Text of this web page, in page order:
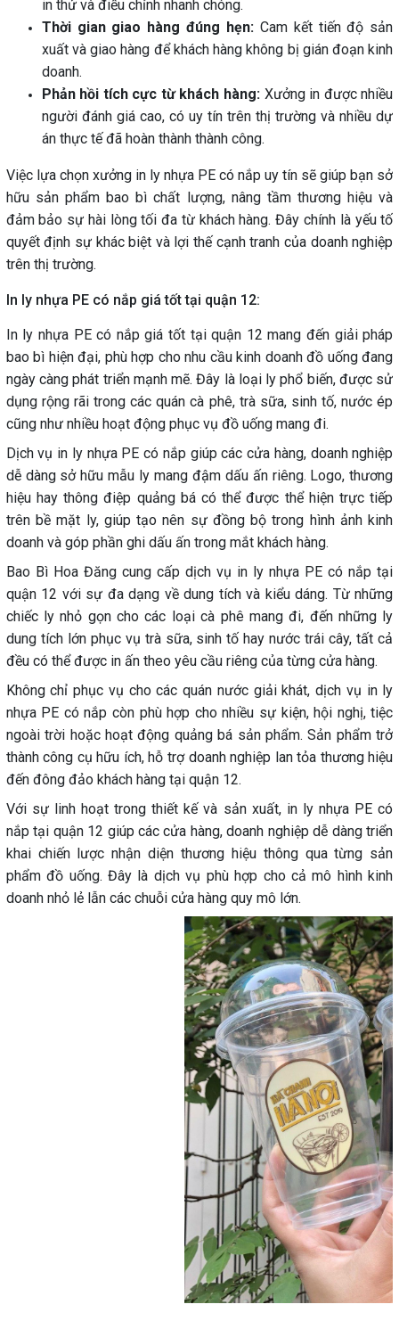
in thử và điều chỉnh nhanh chóng.
Thời gian giao hàng đúng hẹn: Cam kết tiến độ sản
xuất và giao hàng để khách hàng không bị gián đoạn kinh
doanh.
Phản hồi tích cực từ khách hàng: Xưởng in được nhiều
người đánh giá cao, có uy tín trên thị trường và nhiều dự
án thực tế đã hoàn thành thành công.
Việc lựa chọn xưởng in ly nhựa PE có nắp uy tín sẽ giúp bạn sở
hữu sản phẩm bao bì chất lượng, nâng tầm thương hiệu và
đảm bảo sự hài lòng tối đa từ khách hàng. Đây chính là yếu tố
quyết định sự khác biệt và lợi thế cạnh tranh của doanh nghiệp
trên thị trường.
In ly nhựa PE có nắp giá tốt tại quận 12:
In ly nhựa PE có nắp giá tốt tại quận 12 mang đến giải pháp
bao bì hiện đại, phù hợp cho nhu cầu kinh doanh đồ uống đang
ngày càng phát triển mạnh mẽ. Đây là loại ly phổ biến, được sử
dụng rộng rãi trong các quán cà phê, trà sữa, sinh tố, nước ép
cũng như nhiều hoạt động phục vụ đồ uống mang đi.
Dịch vụ in ly nhựa PE có nắp giúp các cửa hàng, doanh nghiệp
dễ dàng sở hữu mẫu ly mang đậm dấu ấn riêng. Logo, thương
hiệu hay thông điệp quảng bá có thể được thể hiện trực tiếp
trên bề mặt ly, giúp tạo nên sự đồng bộ trong hình ảnh kinh
doanh và góp phần ghi dấu ấn trong mắt khách hàng.
Bao Bì Hoa Đăng cung cấp dịch vụ in ly nhựa PE có nắp tại
quận 12 với sự đa dạng về dung tích và kiểu dáng. Từ những
chiếc ly nhỏ gọn cho các loại cà phê mang đi, đến những ly
dung tích lớn phục vụ trà sữa, sinh tố hay nước trái cây, tất cả
đều có thể được in ấn theo yêu cầu riêng của từng cửa hàng.
Không chỉ phục vụ cho các quán nước giải khát, dịch vụ in ly
nhựa PE có nắp còn phù hợp cho nhiều sự kiện, hội nghị, tiệc
ngoài trời hoặc hoạt động quảng bá sản phẩm. Sản phẩm trở
thành công cụ hữu ích, hỗ trợ doanh nghiệp lan tỏa thương hiệu
đến đông đảo khách hàng tại quận 12.
Với sự linh hoạt trong thiết kế và sản xuất, in ly nhựa PE có
nắp tại quận 12 giúp các cửa hàng, doanh nghiệp dễ dàng triển
khai chiến lược nhận diện thương hiệu thông qua từng sản
phẩm đồ uống. Đây là dịch vụ phù hợp cho cả mô hình kinh
doanh nhỏ lẻ lẫn các chuỗi cửa hàng quy mô lớn.